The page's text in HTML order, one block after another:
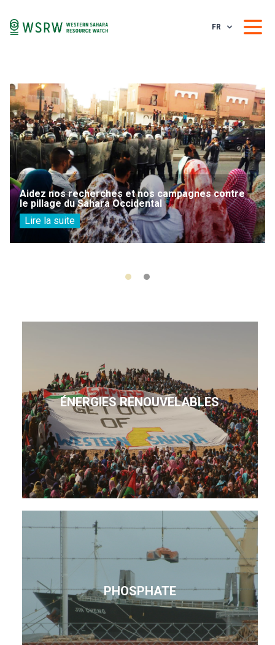
FR
Aidez nos recherches et nos campagnes contre
le pillage du Sahara Occidental
Lire la suite
ÉNERGIES RENOUVELABLES
PHOSPHATE